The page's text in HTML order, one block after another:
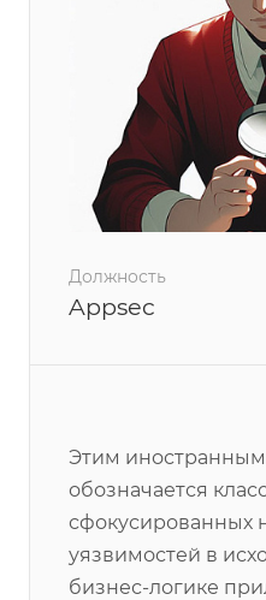
Должность
Appsec
Этим
обозначается
сфокусированных
уязвимостей в
бизнес-логике